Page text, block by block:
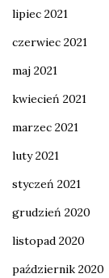
lipiec 2021
czerwiec 2021
maj 2021
kwiecień 2021
marzec 2021
luty 2021
styczeń 2021
grudzień 2020
listopad 2020
październik 2020